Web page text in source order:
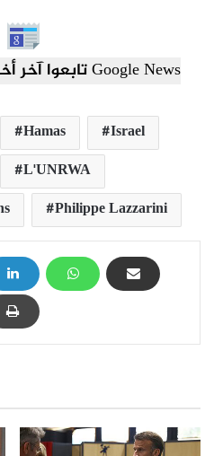
تابعوا آخر أخبار الأوبزرفر العربي عبر Google News
Hamas
Israel
L'UNRWA
Philippe Lazzarini